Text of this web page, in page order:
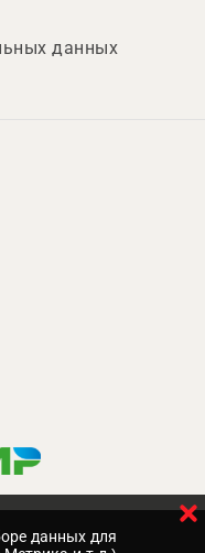
данных
данных для